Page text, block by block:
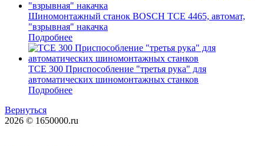
Шиномонтажный станок BOSCH TCE 4465, автомат,
"взрывная" накачка
Подробнее
TCE 300 Приспособление "третья рука" для
автоматических шиномонтажных станков
Подробнее
Вернуться
2026 © 1650000.ru